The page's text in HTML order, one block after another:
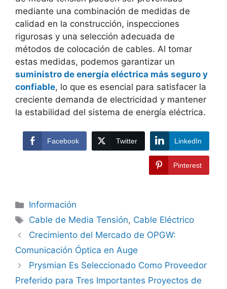
mediante una combinación de medidas de
calidad en la construcción, inspecciones
rigurosas y una selección adecuada de
métodos de colocación de cables. Al tomar
estas medidas, podemos garantizar un
suministro de energía eléctrica más seguro y
confiable, lo que es esencial para satisfacer la
creciente demanda de electricidad y mantener
la estabilidad del sistema de energía eléctrica.
Facebook Twitter LinkedIn
Pinterest
Información
Cable de Media Tensión, Cable Eléctrico
Crecimiento del Mercado de OPGW:
Comunicación Óptica en Auge
Prysmian Es Seleccionado Como Proveedor
Preferido para Tres Importantes Proyectos de